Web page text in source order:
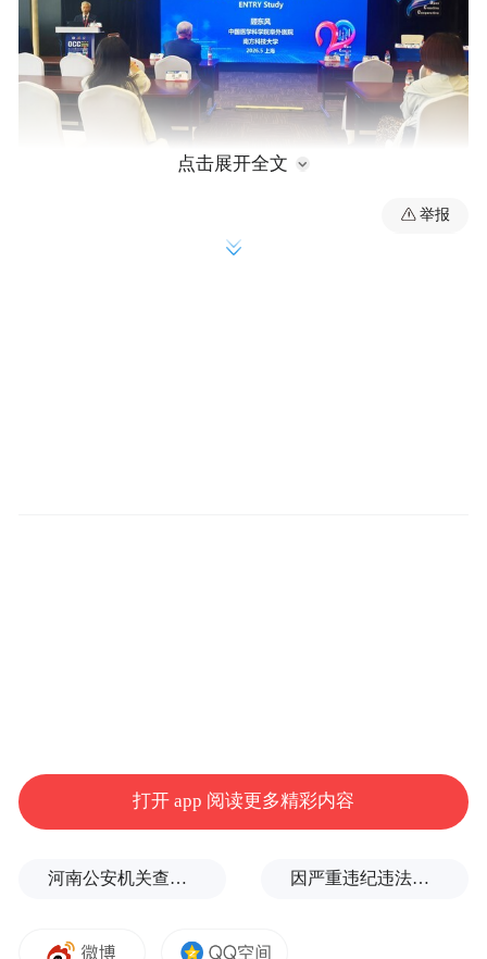
主流降脂方案，但不少人因担心他汀类药物
副作用而依从性差，探索安全可靠、可长期
纳豆激酶和天然洛伐他汀（莫纳可林K），
点击展开全文
举报
打开 app 阅读更多精彩内容
河南公安机关查实：“三支一扶”笔试存在规模性组织作弊犯罪 因严重违纪违法，金融监管总局原局长李云泽被罢免全国人大代表